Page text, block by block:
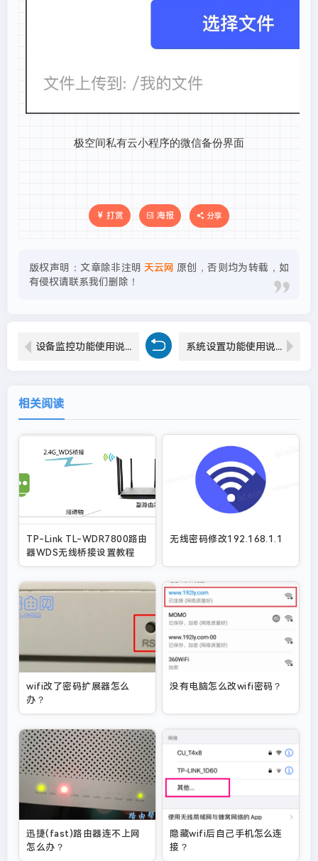
极空间私有云小程序的微信备份界面
打赏 海报 分享
版权声明：文章除非注明 天云网 原创，否则均为转载，如
有侵权请联系我们删除！
设备监控功能使用说明--PC端 系统设置功能使用说明--手机APP版
相关阅读
TP-Link TL-WDR7800路由
器WDS无线桥接设置教程
无线密码修改192.168.1.1
wifi改了密码扩展器怎么
办？
没有电脑怎么改wifi密码？
迅捷(fast)路由器连不上网
怎么办？
隐藏wifi后自己手机怎么连
接？